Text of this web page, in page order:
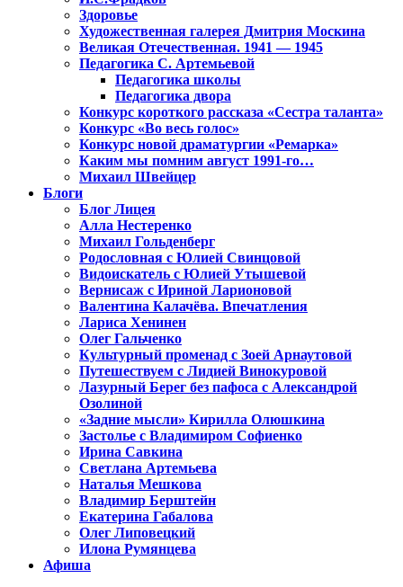
Здоровье
Художественная галерея Дмитрия Москина
Великая Отечественная. 1941 — 1945
Педагогика С. Артемьевой
Педагогика школы
Педагогика двора
Конкурс короткого рассказа «Сестра таланта»
Конкурс «Во весь голос»
Конкурс новой драматургии «Ремарка»
Каким мы помним август 1991-го…
Михаил Швейцер
Блоги
Блог Лицея
Алла Нестеренко
Михаил Гольденберг
Родословная с Юлией Свинцовой
Видоискатель с Юлией Утышевой
Вернисаж с Ириной Ларионовой
Валентина Калачёва. Впечатления
Лариса Хенинен
Олег Гальченко
Культурный променад с Зоей Арнаутовой
Путешествуем с Лидией Винокуровой
Лазурный Берег без пафоса с Александрой
Озолиной
«Задние мысли» Кирилла Олюшкина
Застолье с Владимиром Софиенко
Ирина Савкина
Светлана Артемьева
Наталья Мешкова
Владимир Берштейн
Екатерина Габалова
Олег Липовецкий
Илона Румянцева
Афиша